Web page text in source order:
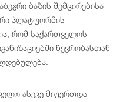
ბაზის შემცირებისა
პლატფორმის
რომ საქართველოს
წევრობასთან
ასევე მიუერთდა